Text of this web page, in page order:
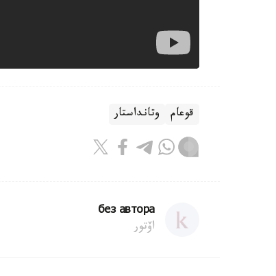
قوعام وتانداستار
без автора
اۆتور